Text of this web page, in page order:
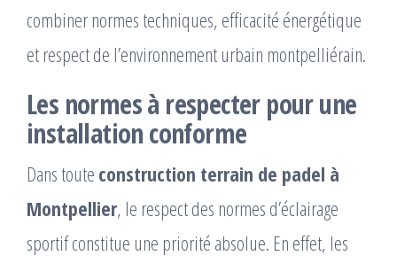
combiner normes techniques, efficacité énergétique
et respect de l’environnement urbain montpelliérain.
Les normes à respecter pour une
installation conforme
Dans toute construction terrain de padel à
Montpellier, le respect des normes d’éclairage
sportif constitue une priorité absolue. En effet, les